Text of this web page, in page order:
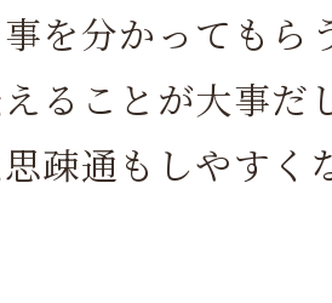
を分かってもら
ることが大事だ
疎通もしやすく